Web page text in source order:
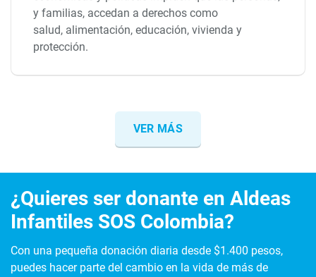
y familias, accedan a derechos como
salud, alimentación, educación, vivienda y
protección.
VER MÁS
¿Quieres ser donante en Aldeas
Infantiles SOS Colombia?
Con una pequeña donación diaria desde $1.400 pesos,
puedes hacer parte del cambio en la vida de más de